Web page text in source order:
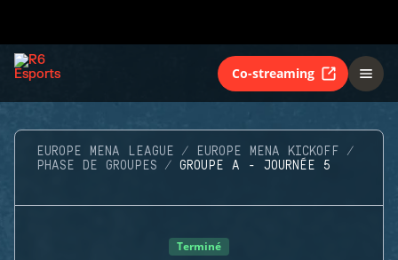
Co-streaming
EUROPE MENA LEAGUE
EUROPE MENA KICKOFF
PHASE DE GROUPES
GROUPE A - JOURNÉE 5
Terminé